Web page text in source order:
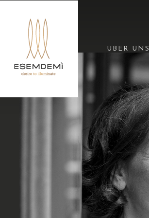
content
ÜBER UNS